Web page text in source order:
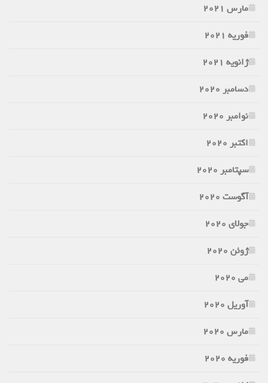
مارس 2021
فوریه 2021
ژانویه 2021
دسامبر 2020
نوامبر 2020
اکتبر 2020
سپتامبر 2020
آگوست 2020
جولای 2020
ژوئن 2020
می 2020
آوریل 2020
مارس 2020
فوریه 2020